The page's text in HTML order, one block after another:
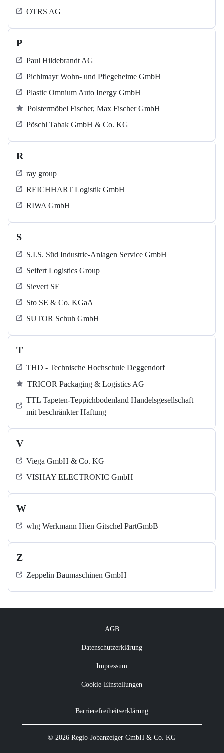
OTRS AG
P
Paul Hildebrandt AG
Pichlmayr Wohn- und Pflegeheime GmbH
Plastic Omnium Auto Inergy GmbH
Polstermöbel Fischer, Max Fischer GmbH
Pöschl Tabak GmbH & Co. KG
R
ray group
REICHHART Logistik GmbH
RIWA GmbH
S
S.I.S. Süd Industrie-Anlagen Service GmbH
Seifert Logistics Group
Sievert SE
Sto SE & Co. KGaA
SUTOR Schuh GmbH
T
THD - Technische Hochschule Deggendorf
TRICOR Packaging & Logistics AG
TTL Tapeten-Teppichbodenland Handelsgesellschaft
mit beschränkter Haftung
V
Viega GmbH & Co. KG
VISHAY ELECTRONIC GmbH
W
whg Werkmann Hien Gitschel PartGmbB
Z
Zeppelin Baumaschinen GmbH
AGB
Datenschutzerklärung
Impressum
Cookie-Einstellungen
Barrierefreiheitserklärung
© 2026 Regio-Jobanzeiger GmbH & Co. KG